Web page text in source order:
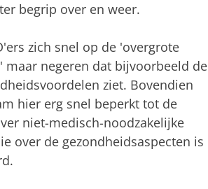
begrip over en weer.
zich snel op de 'overgrote
negeren dat bijvoorbeeld de
ziet. Bovendien
hier erg snel beperkt tot de
niet-medisch-noodzakelijke
over de gezondheidsaspecten is